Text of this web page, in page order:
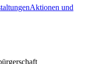
Aktionen und